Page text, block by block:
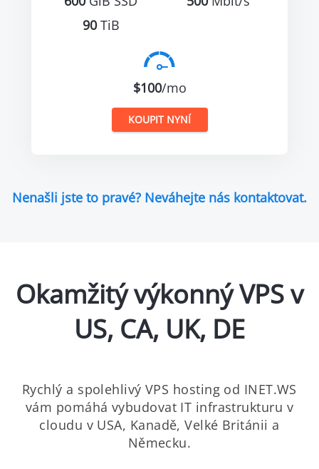
90TiB
$100/mo
KOUPIT NYNÍ
Nenašli jste to pravé? Neváhejte nás kontaktovat.
Okamžitý výkonný VPS v
US, CA, UK, DE
Rychlý a spolehlivý VPS hosting od INET.WS
vám pomáhá vybudovat IT infrastrukturu v
cloudu v USA, Kanadě, Velké Británii a
Německu.